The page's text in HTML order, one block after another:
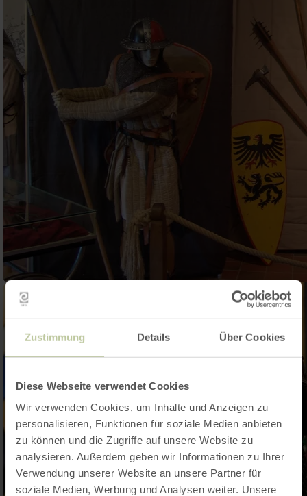
Zustimmung Details Über Cookies
Diese Webseite verwendet Cookies
Wir verwenden Cookies, um Inhalte und Anzeigen zu
personalisieren, Funktionen für soziale Medien anbieten
zu können und die Zugriffe auf unsere Website zu
analysieren. Außerdem geben wir Informationen zu Ihrer
Verwendung unserer Website an unsere Partner für
soziale Medien, Werbung und Analysen weiter. Unsere